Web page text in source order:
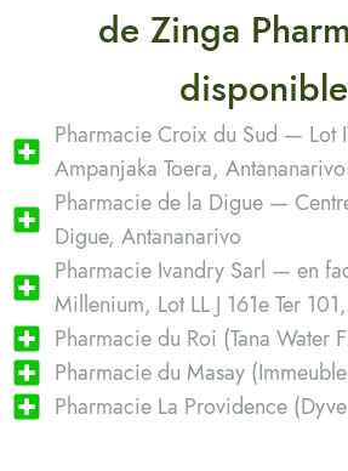
de Zinga
Pharmacie Croix du Sud — Lot
Ampanjaka Toera, Antananarivo
Pharmacie de la Digue —
Digue, Antananarivo
Pharmacie Ivandry Sarl — en
Millenium, Lot LL J 161e Ter
Pharmacie du Roi (Tana Water
Pharmacie du Masay
Pharmacie La Providence